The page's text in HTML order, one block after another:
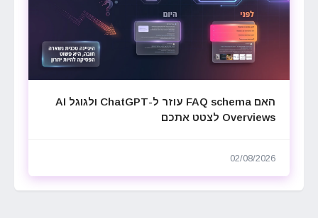
האם FAQ schema עוזר ל-ChatGPT ולגוגל AI
Overviews לצטט אתכם
02/08/2026